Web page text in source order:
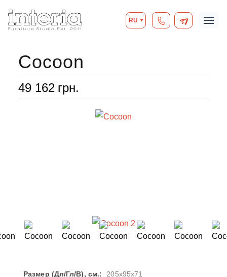
RU
Cocoon
49 162грн.
Размер (Дл/Гл/В), см.: 205х95х71